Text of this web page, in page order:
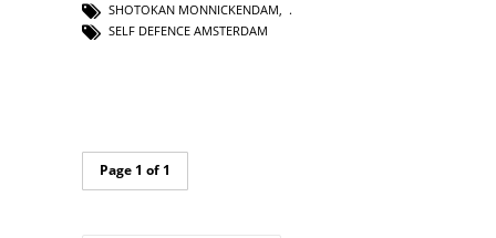
SHOTOKAN MONNICKENDAM,
SELF DEFENCE AMSTERDAM
Page 1 of 1